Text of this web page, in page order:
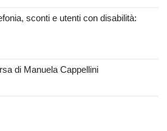
sconti e utenti con disabilità:
di Manuela Cappellini